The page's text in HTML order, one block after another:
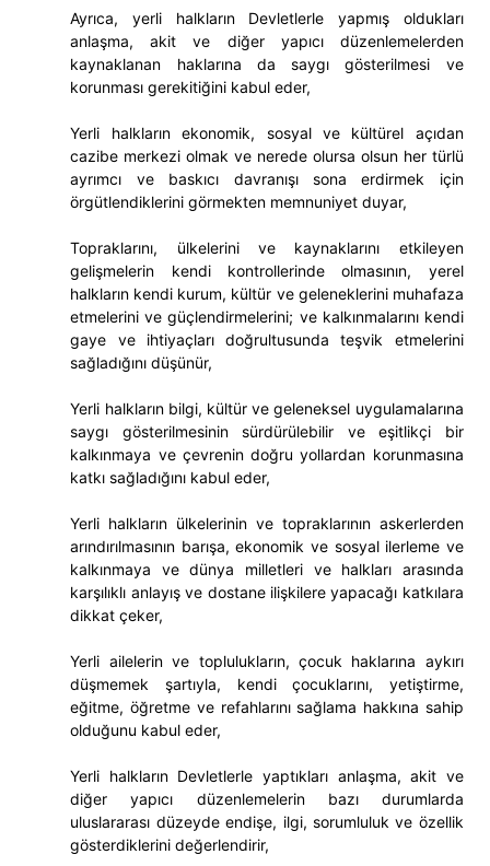
Ayrıca, yerli halkların Devletlerle yapmış oldukları
anlaşma, akit ve diğer yapıcı düzenlemelerden
kaynaklanan haklarına da saygı gösterilmesi ve
korunması gerekitiğini kabul eder,
Yerli halkların ekonomik, sosyal ve kültürel açıdan
cazibe merkezi olmak ve nerede olursa olsun her türlü
ayrımcı ve baskıcı davranışı sona erdirmek için
örgütlendiklerini görmekten memnuniyet duyar,
Topraklarını, ülkelerini ve kaynaklarını etkileyen
gelişmelerin kendi kontrollerinde olmasının, yerel
halkların kendi kurum, kültür ve geleneklerini muhafaza
etmelerini ve güçlendirmelerini; ve kalkınmalarını kendi
gaye ve ihtiyaçları doğrultusunda teşvik etmelerini
sağladığını düşünür,
Yerli halkların bilgi, kültür ve geleneksel uygulamalarına
saygı gösterilmesinin sürdürülebilir ve eşitlikçi bir
kalkınmaya ve çevrenin doğru yollardan korunmasına
katkı sağladığını kabul eder,
Yerli halkların ülkelerinin ve topraklarının askerlerden
arındırılmasının barışa, ekonomik ve sosyal ilerleme ve
kalkınmaya ve dünya milletleri ve halkları arasında
karşılıklı anlayış ve dostane ilişkilere yapacağı katkılara
dikkat çeker,
Yerli ailelerin ve toplulukların, çocuk haklarına aykırı
düşmemek şartıyla, kendi çocuklarını, yetiştirme,
eğitme, öğretme ve refahlarını sağlama hakkına sahip
olduğunu kabul eder,
Yerli halkların Devletlerle yaptıkları anlaşma, akit ve
diğer yapıcı düzenlemelerin bazı durumlarda
uluslararası düzeyde endişe, ilgi, sorumluluk ve özellik
gösterdiklerini değerlendirir,